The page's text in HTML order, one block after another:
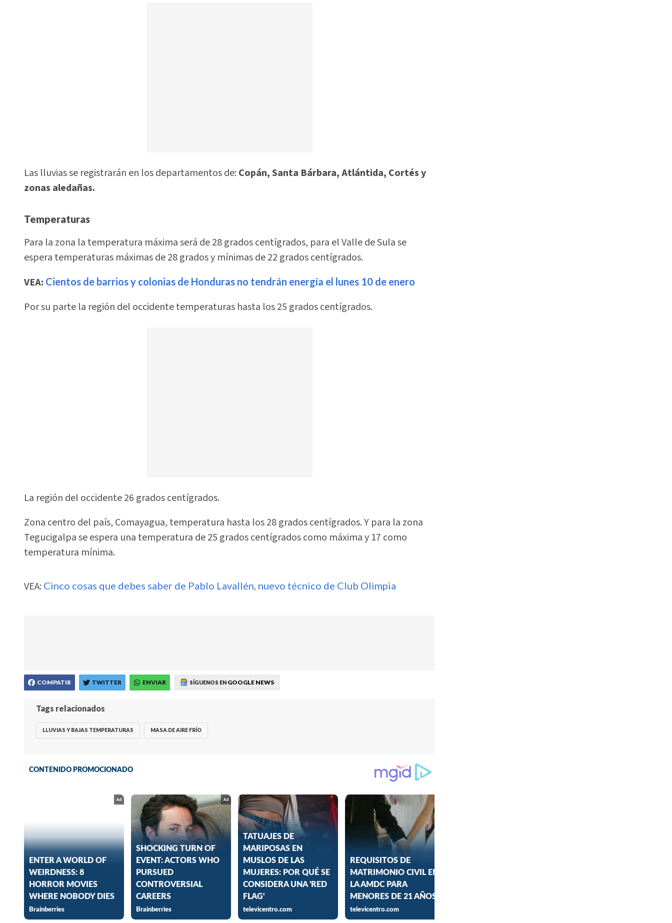
Las lluvias se registrarán en los departamentos de: Copán, Santa Bárbara, Atlántida, Cortés y
zonas aledañas.
Temperaturas
Para la zona la temperatura máxima será de 28 grados centígrados, para el Valle de Sula se
espera temperaturas máximas de 28 grados y mínimas de 22 grados centígrados.
VEA: Cientos de barrios y colonias de Honduras no tendrán energía el lunes 10 de enero
Por su parte la región del occidente temperaturas hasta los 25 grados centígrados.
La región del occidente 26 grados centígrados.
Zona centro del país, Comayagua, temperatura hasta los 28 grados centígrados. Y para la zona
Tegucigalpa se espera una temperatura de 25 grados centígrados como máxima y 17 como
temperatura mínima.
VEA: Cinco cosas que debes saber de Pablo Lavallén, nuevo técnico de Club Olimpia
COMPATIR TWITTER ENVIAR SÍGUENOS EN GOOGLE NEWS
Tags relacionados
LLUVIAS Y BAJAS TEMPERATURAS MASA DE AIRE FRÍO